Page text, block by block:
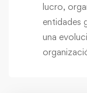
lucro,
entidades
una